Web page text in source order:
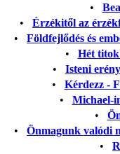
•
• Érzékitől az
• Földfejlődés és
• Hét titok
• Isteni
• Kérdezz -
• Michael-
•
• Önmagunk valódi
•